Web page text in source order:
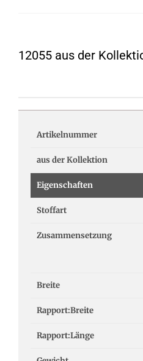
12055 aus der
Artikelnummer
aus der Kollektion
Eigenschaften
Stoffart
Zusammensetzung
Breite
Rapport:Breite
Rapport:Länge